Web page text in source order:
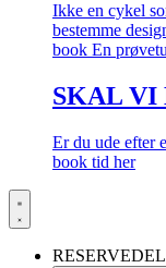
Ikke en cykel
bestemme
book En
SKAL VI
Er du ude efter
book tid her